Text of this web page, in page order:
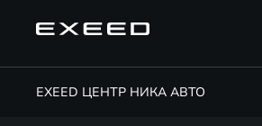
EXEED ЦЕНТР НИКА АВТО